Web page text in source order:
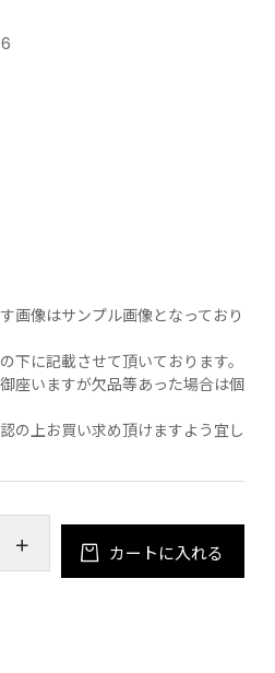
画像はサンプル画像となっており
下に記載させて頂いております。
座いますが欠品等あった場合は個
の上お買い求め頂けますよう宜し
カートに入れる